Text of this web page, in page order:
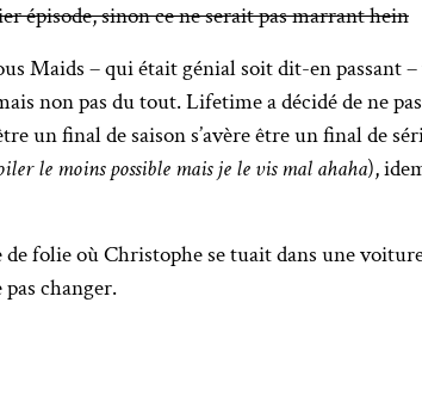
épisode, sinon ce ne serait pas marrant hein
Maids – qui était génial soit dit-en passant
non pas du tout. Lifetime a décidé de ne
un final de saison s’avère être un final de
le moins possible mais je le vis mal ahaha),
folie où Christophe se tuait dans une
changer.